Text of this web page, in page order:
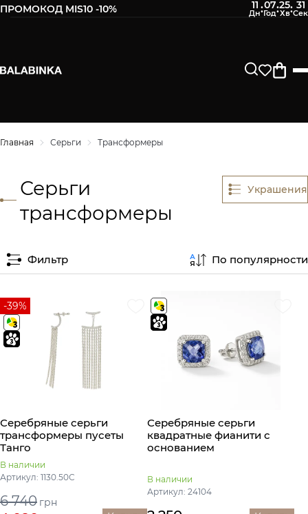
ПРОМОКОД MIS10 -10% 11 :07:25: 31
Главная Серьги Трансформеры
Серьги
трансформеры
Украшения
Фильтр По популярности
-39%
Серебряные серьги
трансформеры пусеты
Танго
В наличии
Артикул: 1130.50С
6 740 грн
Серебряные серьги
квадратные фианити с
основанием
В наличии
Артикул: 24104